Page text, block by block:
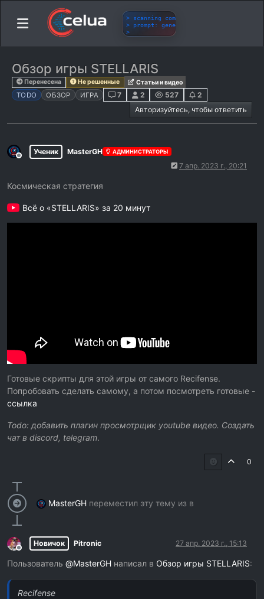
Обзор игры STELLARIS
Перенесена Не решенные Статьи и видео
TODO ОБЗОР ИГРА 7 2 527
2
Авторизуйтесь, чтобы ответить
Не в сети
Ученик MasterGH АДМИНИСТРАТОРЫ
7 апр. 2023 г., 20:21
Космическая стратегия
Всё о «STELLARIS» за 20 минут
Готовые скрипты для этой игры от самого Recifense.
Попробовать сделать самому, а потом посмотреть готовые -
ссылка
Todo: добавить плагин просмотрщик youtube видео. Создать
чат в discord, telegram.
0
MasterGH переместил эту тему из в
Не в сети
Новичок Pitronic 27 апр. 2023 г., 15:13
Пользователь @MasterGH написал в Обзор игры STELLARIS:
Recifense